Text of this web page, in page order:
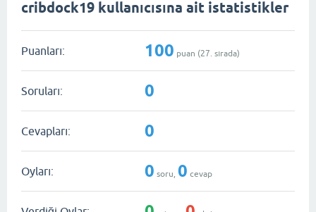
cribdock19 kullanıcısına ait istatistikler
Puanları: 100 puan (27 . sırada)
Soruları: 0
Cevapları: 0
Oyları: 0 soru, 0 cevap